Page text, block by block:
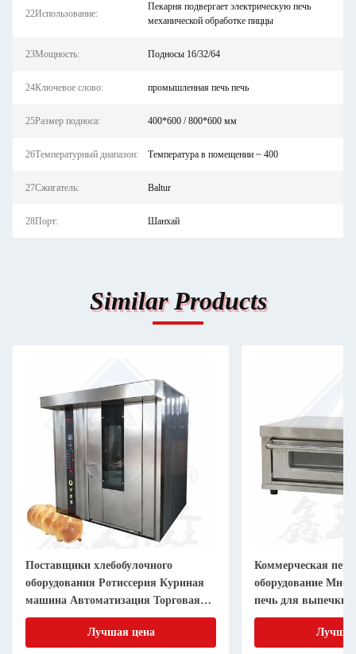
22Использование:
Пекарня подвергает электрическую печь
механической обработке пиццы
23Мощность: Подносы 16/32/64
24Ключевое слово: промышленная печь печь
25Размер подноса: 400*600 / 800*600 мм
26Температурный диапазон: Температура в помещении ~ 400
27Сжигатель: Baltur
28Порт: Шанхай
Similar Products
Поставщики хлебобулочного
оборудования Ротиссерия Куриная
машина Автоматизация Торговая
пекарня Ротационная печь
Лучшая цена
Коммерческая
оборудование
печь для выпечки
Электрическая